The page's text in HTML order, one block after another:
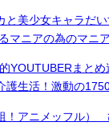
と美少女キャラだ
マニアの為のマニ
YOUTUBERまと
護生活！激動の
！アニメッフル）